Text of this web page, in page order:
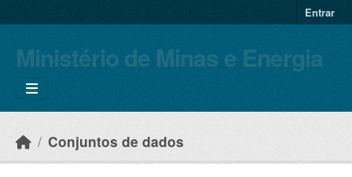
Entrar
Ministério de Minas e Energia
Conjuntos de dados